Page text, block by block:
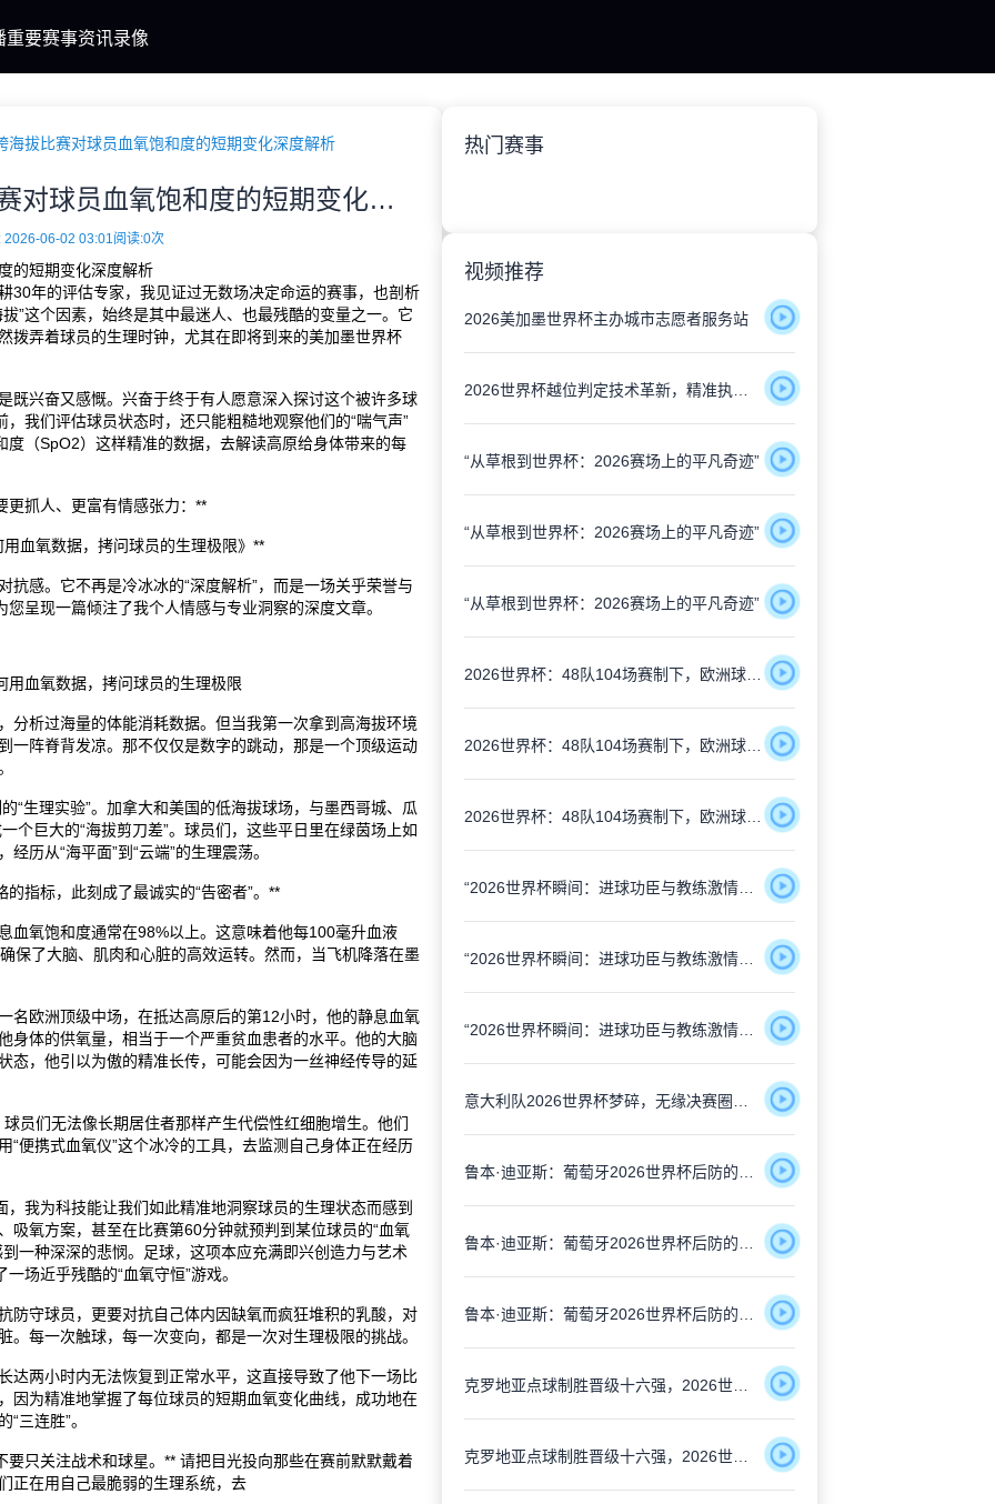
重要赛事资讯录像
海拔比赛对球员血氧饱和度的短期变化深度解析
美加墨世界杯：跨海拔比赛对球员血氧饱和度的短期变化深度解析
2026-06-02 03:01阅读:0次
的短期变化深度解析
30年的评估专家，我见证过无数场决定命运的赛事，也剖析
”这个因素，始终是其中最迷人、也最残酷的变量之一。它
拨弄着球员的生理时钟，尤其在即将到来的美加墨世界杯
既兴奋又感慨。兴奋于终于有人愿意深入探讨这个被许多球
我们评估球员状态时，还只能粗糙地观察他们的“喘气声”
度（SpO2）这样精准的数据，去解读高原给身体带来的每
更抓人、更富有情感张力：**
血氧数据，拷问球员的生理极限》**
抗感。它不再是冷冰冰的“深度解析”，而是一场关乎荣誉与
呈现一篇倾注了我个人情感与专业洞察的深度文章。
用血氧数据，拷问球员的生理极限
分析过海量的体能消耗数据。但当我第一次拿到高海拔环境
一阵脊背发凉。那不仅仅是数字的跳动，那是一个顶级运动
“生理实验”。加拿大和美国的低海拔球场，与墨西哥城、瓜
个巨大的“海拔剪刀差”。球员们，这些平日里在绿茵场上如
历从“海平面”到“云端”的生理震荡。
指标，此刻成了最诚实的“告密者”。**
血氧饱和度通常在98%以上。这意味着他每100毫升血液
保了大脑、肌肉和心脏的高效运转。然而，当飞机降落在墨
名欧洲顶级中场，在抵达高原后的第12小时，他的静息血氧
身体的供氧量，相当于一个严重贫血患者的水平。他的大脑
态，他引以为傲的精准长传，可能会因为一丝神经传导的延
球员们无法像长期居住者那样产生代偿性红细胞增生。他们
“便携式血氧仪”这个冰冷的工具，去监测自己身体正在经历
我为科技能让我们如此精准地洞察球员的生理状态而感到
吸氧方案，甚至在比赛第60分钟就预判到某位球员的“血氧
一种深深的悲悯。足球，这项本应充满即兴创造力与艺术
场近乎残酷的“血氧守恒”游戏。
防守球员，更要对抗自己体内因缺氧而疯狂堆积的乳酸，对
每一次触球，每一次变向，都是一次对生理极限的挑战。
达两小时内无法恢复到正常水平，这直接导致了他下一场比
因为精准地掌握了每位球员的短期血氧变化曲线，成功地在
三连胜”。
只关注战术和球星。** 请把目光投向那些在赛前默默戴着
正在用自己最脆弱的生理系统，去
热门赛事
视频推荐
2026美加墨世界杯主办城市志愿者服务站
“从草根到世界杯：2026赛场上的平凡奇迹”
“从草根到世界杯：2026赛场上的平凡奇迹”
“从草根到世界杯：2026赛场上的平凡奇迹”